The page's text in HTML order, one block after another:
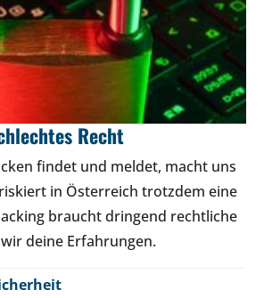
Recht
findet und meldet, macht uns
in Österreich trotzdem eine
braucht dringend rechtliche
deine Erfahrungen.